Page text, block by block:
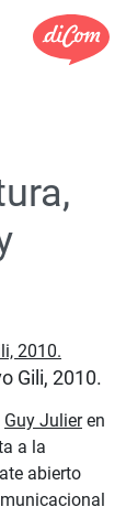
Gili, 2010.
Guy Julieren
a la
abierto